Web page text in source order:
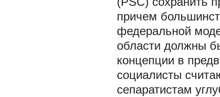
причем
федеральной
области должны
концепции в
социалисты
сепаратистам